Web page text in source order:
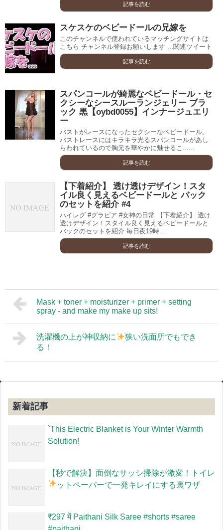
記事を読む
スケスケのベビードールの兄嫁を
このチャンネルで使われているマッチングサイトは
こちら チャンネル登録お願いします ...関連ツイート
記事を読む
スパンコールが綺麗なベビードール・セ
クシーなシースルーランジェリー ブラ
ック 黒【oybd0055】インナージュエリ
ー
バストがレースになったセクシーなベビードール。
バストレースにはキラキラ光るスパンコールがあし
らわれているので胸元を華やかに魅せるこ......
記事を読む
【下着紹介】 透け透けデザイン！スタ
イル良く見えるベビードールと バック
のセットを紹介 #4
ハイレグ #グラビア #女神の日常 【下着紹介】 透け
透けデザイン！スタイル良く見えるベビードールと
バックのセットを紹介 毎日夜19時...
記事を読む
Mask + toner + moisturizer + primer + setting
spray - and make my make up sits!
洗濯機の上が神収納に
狭い洗面所でもでき
る！
新着記事
`This Electric Blanket is Your Winter Warmth
Solution!
【秒で解決】面倒なサッシ掃除が激変！トイレ
ットペーパーで一発キレイにする裏ワザ
​₹297 में Paithani Silk Saree #shorts #saree